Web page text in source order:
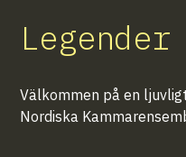
Välkommen på en
Nordiska